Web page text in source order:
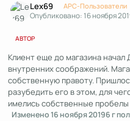
Lex69 APC-Пользователи
Опубликовано:16 ноября
АВТОР
Клиент еще до магазина начал
внутренних соображений.
собственную правоту.
разубедить его в этом, для
имелись собственные пробелы
Изменено16 ноября 20196 г